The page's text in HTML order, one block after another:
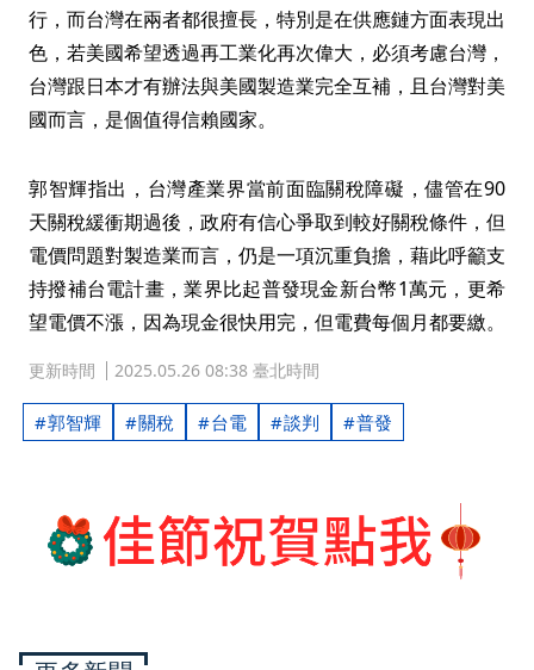
行，而台灣在兩者都很擅長，特別是在供應鏈方面表現出
色，若美國希望透過再工業化再次偉大，必須考慮台灣，
台灣跟日本才有辦法與美國製造業完全互補，且台灣對美
國而言，是個值得信賴國家。
郭智輝指出，台灣產業界當前面臨關稅障礙，儘管在90
天關稅緩衝期過後，政府有信心爭取到較好關稅條件，但
電價問題對製造業而言，仍是一項沉重負擔，藉此呼籲支
持撥補台電計畫，業界比起普發現金新台幣1萬元，更希
望電價不漲，因為現金很快用完，但電費每個月都要繳。
更新時間 2025.05.26 08:38 臺北時間
郭智輝 關稅 台電 談判 普發